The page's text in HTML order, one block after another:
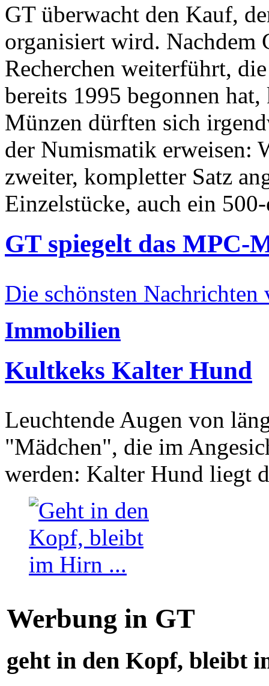
GT überwacht den Kauf,
organisiert wird. Nachdem
Recherchen weiterführt,
bereits 1995 begonnen
Münzen dürften sich
der Numismatik erweisen:
zweiter, kompletter Satz
Einzelstücke, auch ein
GT spiegelt das MPC-
Die schönsten Nachrichten
Immobilien
Kultkeks Kalter Hund
Leuchtende Augen von
"Mädchen", die im
werden: Kalter Hund liegt
Werbung in GT
geht in den Kopf, bleibt